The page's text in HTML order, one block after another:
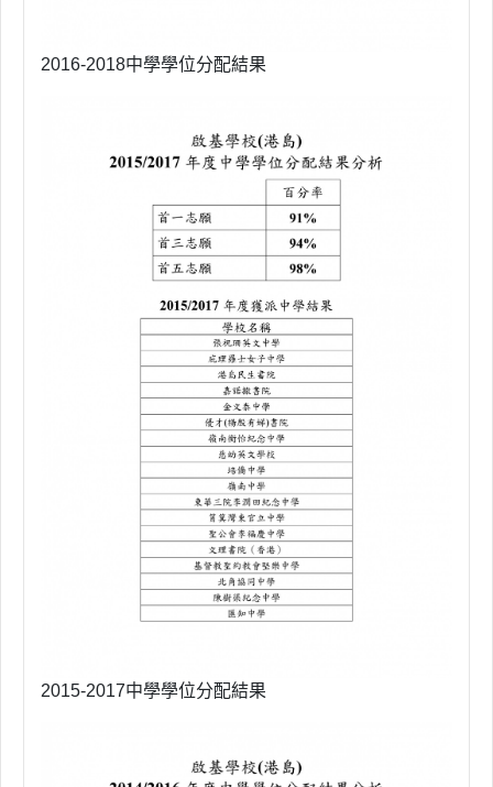
2016-2018中學學位分配結果
2015-2017中學學位分配結果